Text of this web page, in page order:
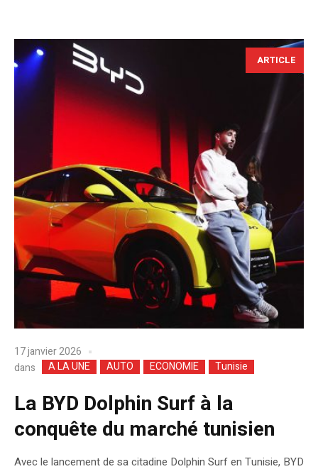
ARTICLE
17 janvier 2026
dans
A LA UNE AUTO ECONOMIE Tunisie
La BYD Dolphin Surf à la
conquête du marché tunisien
Avec le lancement de sa citadine Dolphin Surf en Tunisie, BYD